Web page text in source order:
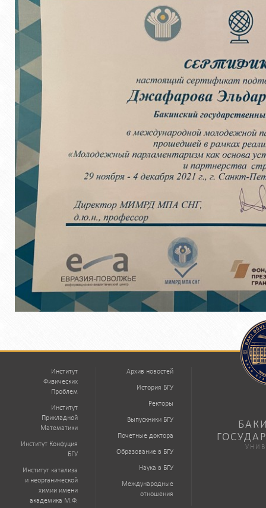
Институт
Физических
Проблем
Институт
Прикладной
Математики
Институт Конфуция
БГУ
Институт катализа
и неорганической
химии имени
академика М.Ф.
Архив новостей
История БГУ
Ректоры
Выпускники БГУ
Почетные доктора
Образование в БГУ
Наука в БГУ
Международные
отношения